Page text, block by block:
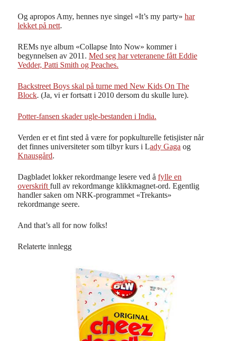
Og apropos Amy, hennes nye singel «It’s my party» har
lekket på nett.
REMs nye album «Collapse Into Now» kommer i
begynnelsen av 2011. Med seg har veteranene fått Eddie
Vedder, Patti Smith og Peaches.
Backstreet Boys skal på turne med New Kids On The
Block. (Ja, vi er fortsatt i 2010 dersom du skulle lure).
Potter-fansen skader ugle-bestanden i India.
Verden er et fint sted å være for popkulturelle fetisjister når
det finnes universiteter som tilbyr kurs i Lady Gaga og
Knausgård.
Dagbladet lokker rekordmange lesere ved å fylle en
overskrift full av rekordmange klikkmagnet-ord. Egentlig
handler saken om NRK-programmet «Trekants»
rekordmange seere.
And that’s all for now folks!
Relaterte innlegg